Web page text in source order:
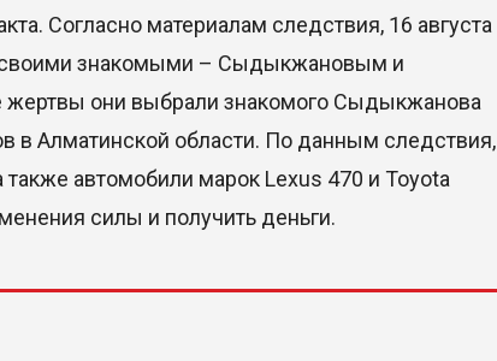
Согласно материалам следствия, 16 августа
своими знакомыми – Сыдыкжановым и
жертвы они выбрали знакомого Сыдыкжанова
в Алматинской области. По данным следствия,
также автомобили марок Lexus 470 и Toyota
силы и получить деньги.